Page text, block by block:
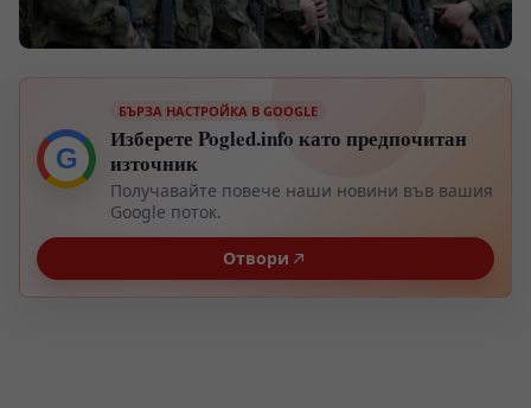
G
БЪРЗА НАСТРОЙКА В GOOGLE
Изберете Pogled.info като предпочитан
източник
Получавайте повече наши новини във вашия
Google поток.
Отвори